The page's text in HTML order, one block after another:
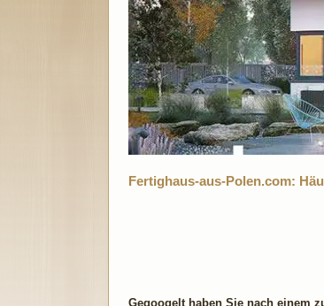
Fertighaus-aus-Polen.com:
Gegoogelt haben Sie nach einem